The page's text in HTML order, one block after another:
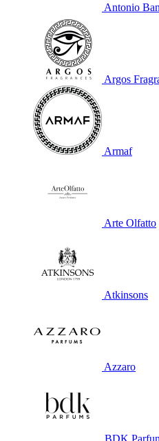
Antonio
Argos
Armaf
Arte Olfatto
Atkinsons
Azzaro